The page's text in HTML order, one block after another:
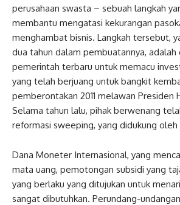
perusahaan swasta – sebuah langkah
membantu mengatasi kekurangan
menghambat bisnis. Langkah tersebut,
dua tahun dalam pembuatannya, adalah
pemerintah terbaru untuk memacu
yang telah berjuang untuk bangkit
pemberontakan 2011 melawan Presiden
Selama tahun lalu, pihak berwenang
reformasi sweeping, yang didukung oleh
Dana Moneter Internasional, yang
mata uang, pemotongan subsidi yang
yang berlaku yang ditujukan untuk
sangat dibutuhkan. Perundang-